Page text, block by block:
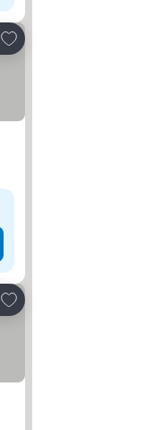
Lisää suosikkeihin
Lisää suosikkeihin